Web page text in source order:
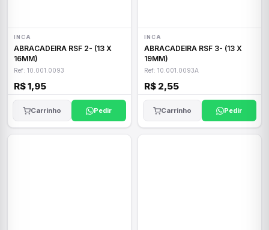
INCA
ABRACADEIRA RSF 2- (13 X
16MM)
Ref: 10.001.0093
R$ 1,95
Carrinho Pedir
INCA
ABRACADEIRA RSF 3- (13 X
19MM)
Ref: 10.001.0093A
R$ 2,55
Carrinho Pedir